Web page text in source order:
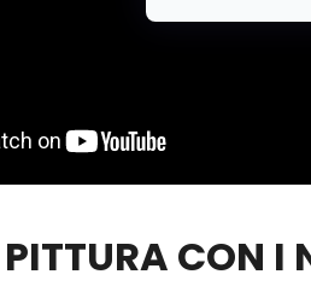
PITTURA CON I